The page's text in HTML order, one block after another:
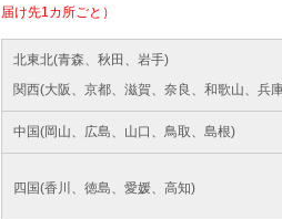
届け先1カ所ごと）
北東北(青森、秋田、岩手)
関西(大阪、京都、滋賀、奈良、和歌山、兵
中国(岡山、広島、山口、鳥取、島根)
四国(香川、徳島、愛媛、高知)